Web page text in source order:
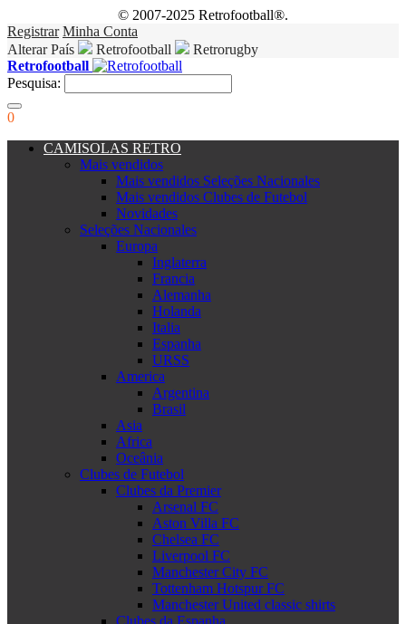
© 2007-2025 Retrofootball®.
Registrar Minha Conta
Alterar País
Retrofootball
Retrorugby
Retrofootball
Pesquisa:
0
CAMISOLAS RETRO
Mais vendidos
Mais vendidos Seleções Nacionales
Mais vendidos Clubes de Futebol
Novidades
Seleções Nacionales
Europa
Inglaterra
Francia
Alemanha
Holanda
Italia
Espanha
URSS
America
Argentina
Brasil
Asia
Africa
Oceânia
Clubes de Futebol
Clubes da Premier
Arsenal FC
Aston Villa FC
Chelsea FC
Liverpool FC
Manchester City FC
Tottenham Hotspur FC
Manchester United classic shirts
Clubes da Espanha